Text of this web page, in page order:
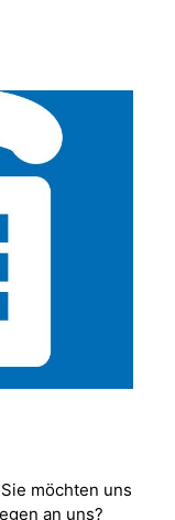
möchten uns
an uns?